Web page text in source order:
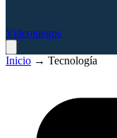
Videojuegos
Inicio → Tecnología